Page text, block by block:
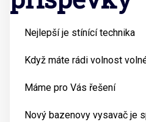
Nejlepší je stínící technika
Když máte rádi volnost
Máme pro Vás řešení
Nový bazenovy vysavač je